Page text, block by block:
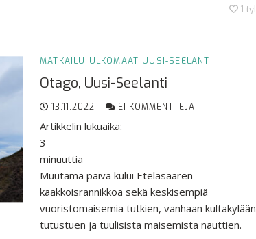
1
MATKAILU ULKOMAAT UUSI-SEELANTI
Otago, Uusi-Seelanti
13.11.2022 EI KOMMENTTEJA
Artikkelin lukuaika:
3
minuuttia
Muutama päivä kului Eteläsaaren
kaakkoisrannikkoa sekä keskisempiä
vuoristomaisemia tutkien, vanhaan kultakylään
tutustuen ja tuulisista maisemista nauttien.